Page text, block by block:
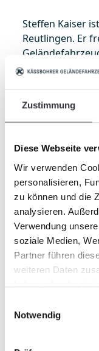
Zustimmung
Diese Webseite
Wir verwenden
personalisieren,
zu können und die
analysieren.
Verwendung
soziale Medien,
Partner führen
weiteren Daten
haben oder die sie
Notwendig
Steffen Kaiser
Reutlingen. Er
gemeinsamen
modernen
Mitarbeitern
des
motivieren.
Digitale
gelebter Alltag.
Erfahrungen
Management
Digitalisierung
und
diese in die
einbringen.
Gemeinsam mit
Themen der